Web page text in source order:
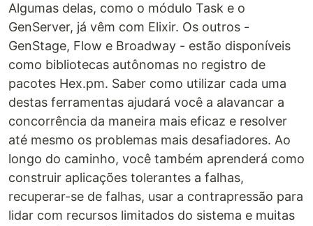
Algumas delas, como o módulo Task e o
GenServer, já vêm com Elixir. Os outros -
GenStage, Flow e Broadway - estão disponíveis
como bibliotecas autônomas no registro de
pacotes Hex.pm. Saber como utilizar cada uma
destas ferramentas ajudará você a alavancar a
concorrência da maneira mais eficaz e resolver
até mesmo os problemas mais desafiadores. Ao
longo do caminho, você também aprenderá como
construir aplicações tolerantes a falhas,
recuperar-se de falhas, usar a contrapressão para
lidar com recursos limitados do sistema e muitas